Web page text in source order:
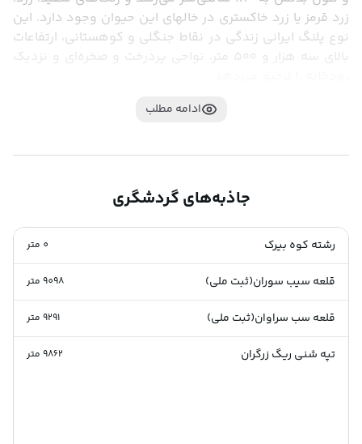
ادامه مطلب
جاذبه‌های گردشگری
رشته کوه بیرک 0 متر
قلعه سیب سوران(ثبت ملی) 9098متر
قلعه سب سراوان(ثبت ملی) 9291متر
تپه شنی ریگ زرگران 9862متر